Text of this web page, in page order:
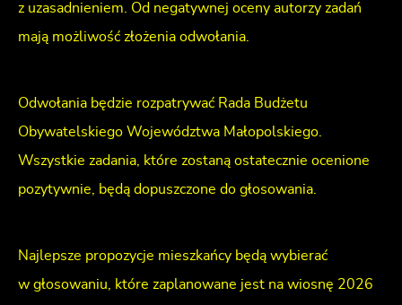
z uzasadnieniem. Od negatywnej oceny autorzy zadań
mają możliwość złożenia odwołania.
Odwołania będzie rozpatrywać Rada Budżetu
Obywatelskiego Województwa Małopolskiego.
Wszystkie zadania, które zostaną ostatecznie ocenione
pozytywnie, będą dopuszczone do głosowania.
Najlepsze propozycje mieszkańcy będą wybierać
w głosowaniu, które zaplanowane jest na wiosnę 2026